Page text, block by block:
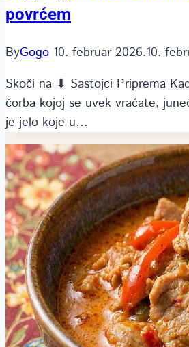
povrćem
ByGogo 10. februar 2026.10.
Skoči na ⬇ Sastojci Priprema
čorba kojoj se uvek vraćate,
je jelo koje u…